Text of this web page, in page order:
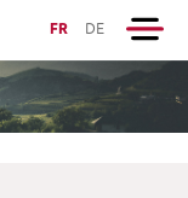
FR DE